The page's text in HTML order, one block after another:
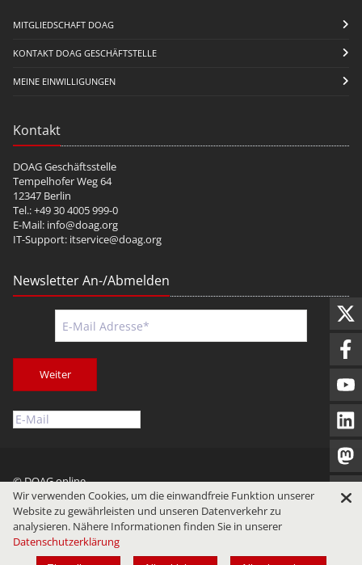
MITGLIEDSCHAFT DOAG
KONTAKT DOAG GESCHÄFTSTELLE
MEINE EINWILLIGUNGEN
Kontakt
DOAG Geschäftsstelle
Tempelhofer Weg 64
12347 Berlin
Tel.: +49 30 4005 999-0
E-Mail: info@doag.org
IT-Support: itservice@doag.org
Newsletter An-/Abmelden
Weiter
© DOAG online
Impressum
Datenschutz Nutzungsbedingungen
Wir verwenden Cookies, um die einwandfreie Funktion unserer
Website zu gewährleisten und unseren Datenverkehr zu
analysieren. Nähere Informationen finden Sie in unserer
Datenschutzerklärung